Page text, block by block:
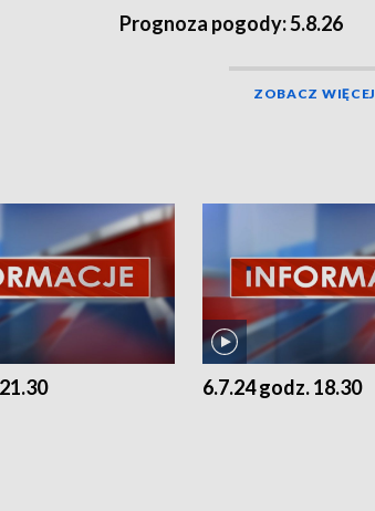
Prognoza pogody: 5.8.26
ZOBACZ WIĘCEJ
6.7.24 godz. 18.30